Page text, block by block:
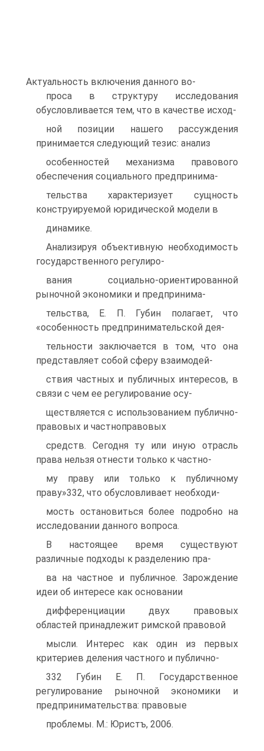
Актуальность включения данного во-
проса в структуру исследования
обусловливается тем, что в качестве исход-
ной позиции нашего рассуждения
принимается следующий тезис: анализ
особенностей механизма правового
обеспечения социального предпринима-
тельства характеризует сущность
конструируемой юридической модели в
динамике.
Анализируя объективную необходимость
государственного регулиро-
вания социально-ориентированной
рыночной экономики и предпринима-
тельства, Е. П. Губин полагает, что
«особенность предпринимательской дея-
тельности заключается в том, что она
представляет собой сферу взаимодей-
ствия частных и публичных интересов, в
связи с чем ее регулирование осу-
ществляется с использованием публично-
правовых и частноправовых
средств. Сегодня ту или иную отрасль
права нельзя отнести только к частно-
му праву или только к публичному
праву»332, что обусловливает необходи-
мость остановиться более подробно на
исследовании данного вопроса.
В настоящее время существуют
различные подходы к разделению пра-
ва на частное и публичное. Зарождение
идеи об интересе как основании
дифференциации двух правовых
областей принадлежит римской правовой
мысли. Интерес как один из первых
критериев деления частного и публично-
332 Губин Е. П. Государственное
регулирование рыночной экономики и
предпринимательства: правовые
проблемы. М.: Юристъ, 2006.